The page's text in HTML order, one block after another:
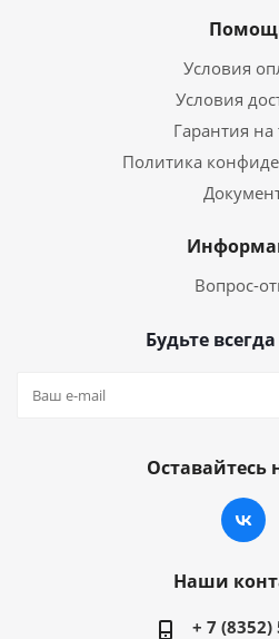
Условия
Условия
Гарантия на
Политика
Вопрос-
Будьте
Оставайтесь
Наши
+ 7 (8352)